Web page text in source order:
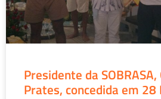
Presidente da SOBRASA,
Prates, concedida em 28